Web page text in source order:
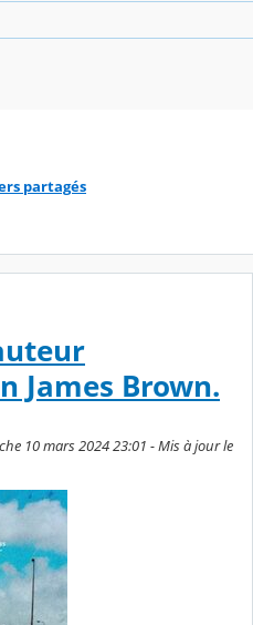
partagés
James Brown.
10 mars 2024 23:01 - Mis à jour le